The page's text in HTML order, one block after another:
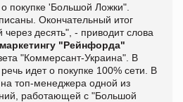
покупке 'Большой Ложки".
Окончательный итог
через десять", - приводит слова
"Рейнфорда"
"Коммерсант-Украина". В
идет о покупке 100% сети. В
топ-менеджера одной из
работающей с "Большой